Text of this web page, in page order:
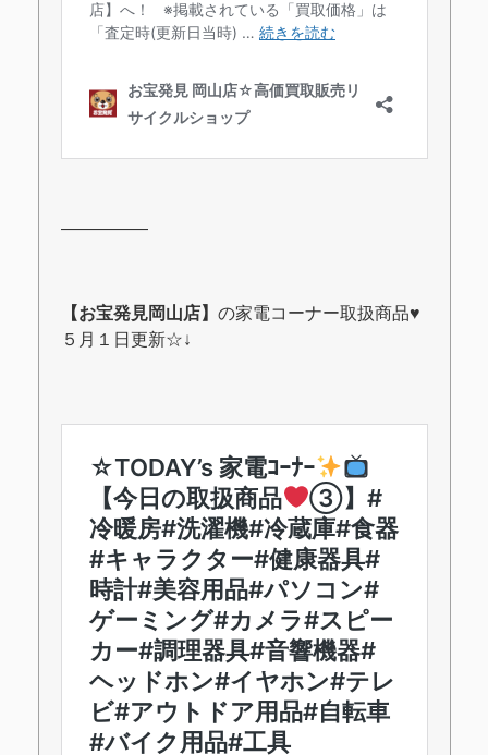
―――――
【お宝発見岡山店】 の家電コーナー取扱商品♥
５月１日更新☆↓